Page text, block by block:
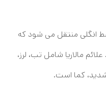
انگلی منتقل می شود که
مالاریا شامل تب، لرز،
شدید، کما است.